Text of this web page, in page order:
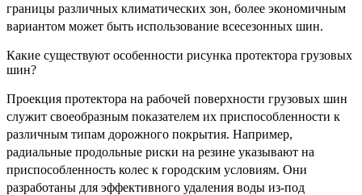
границы различных климатических зон, более экономичным
вариантом может быть использование всесезонных шин.
Какие существуют особенности рисунка протектора грузовых
шин?
Проекция протектора на рабочей поверхности грузовых шин
служит своеобразным показателем их приспособленности к
различным типам дорожного покрытия. Например,
радиальные продольные риски на резине указывают на
приспособленность колес к городским условиям. Они
разработаны для эффективного удаления воды из-под